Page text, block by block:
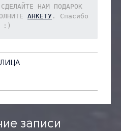
НАМ ПОДАРОК
АНКЕТУ. Спасибо
:)
записи